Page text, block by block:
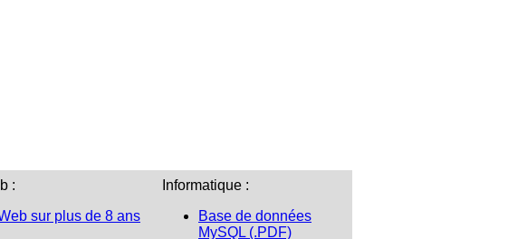
:
sur plus de 8 ans
Informatique :
Base de données
MySQL (.PDF)